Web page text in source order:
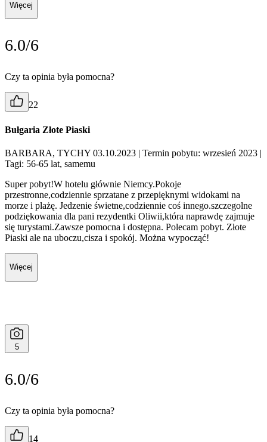
Więcej
6.0/6
Czy ta opinia była pomocna?
22
Bułgaria Złote Piaski
BARBARA, TYCHY 03.10.2023 | Termin pobytu: wrzesień 2023 |
Tagi: 56-65 lat, samemu
Super pobyt!W hotelu głównie Niemcy.Pokoje
przestronne,codziennie sprzatane z przepięknymi widokami na
morze i plażę. Jedzenie świetne,codziennie coś innego.szczegolne
podziękowania dla pani rezydentki Oliwii,która naprawdę zajmuje
się turystami.Zawsze pomocna i dostępna. Polecam pobyt. Złote
Piaski ale na uboczu,cisza i spokój. Można wypocząć!
Więcej
5
6.0/6
Czy ta opinia była pomocna?
14